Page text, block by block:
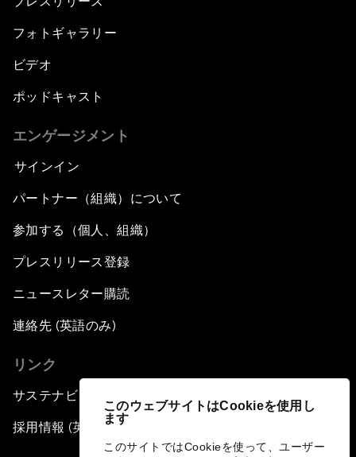
このウェブサイトはCookieを使用し
ます
このサイトではCookieを使って、ユーザー
フォトギャラリー
ビデオ
ポッドキャスト
エンゲージメント
サインイン
パートナー（組織）について
参加する（個人、組織）
プレスリリース登録
ニュースレター購読
連絡先 (英語のみ)
リンク
サステナビリティへの取り組み
採用情報 (英語のみ)